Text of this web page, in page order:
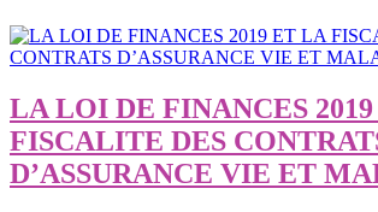
LA LOI DE FINANCES
FISCALITE DES
D’ASSURANCE VIE ET